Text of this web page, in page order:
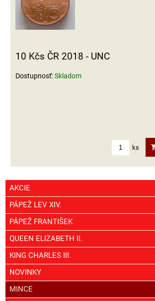
10 Kčs ČR 2018 - UNC
Dostupnosť:Skladom
ks
AKCIE
PÁPEŽ LEV XIV.
PÁPEŽ FRANTIŠEK
QUEEN ELIZABETH II.
KING CHARLES III.
NOVINKY
MINCE